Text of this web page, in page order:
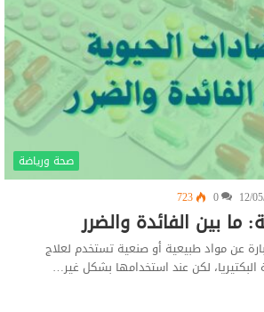
صحة ورياضة
12/
0
723
ما بين الفائدة والضرر
عن مواد طبيعية أو صنعية تستخدم لعلاج
لكن عند استخدامها بشكل غير…